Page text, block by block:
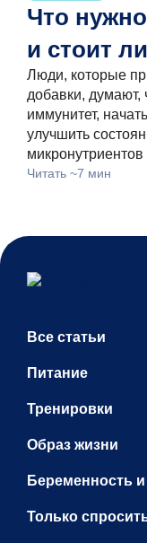
Что
и стоит
Люди, которые
добавки, думают,
иммунитет,
улучшить
Читать ~7 мин
Все статьи
Питание
Тренировки
Образ жизни
Беременность
Только